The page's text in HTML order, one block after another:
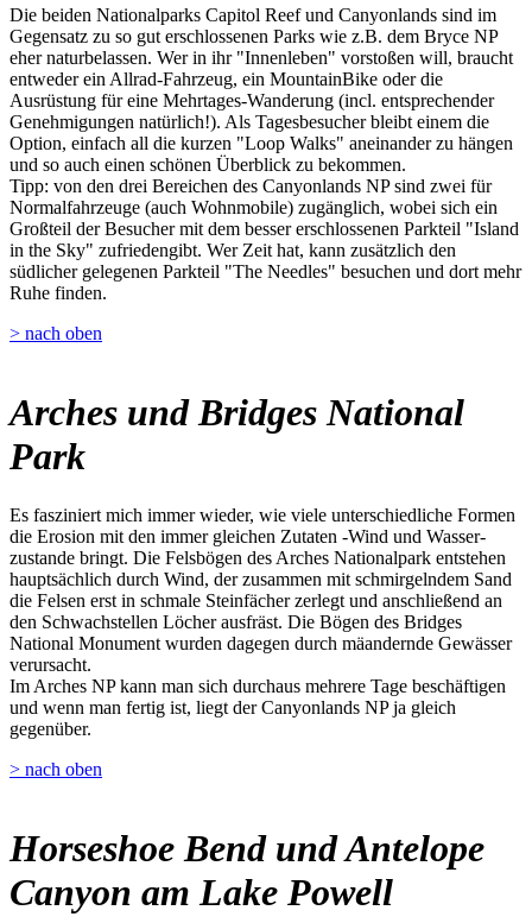
Die beiden Nationalparks Capitol Reef und Canyonlands sind im
Gegensatz zu so gut erschlossenen Parks wie z.B. dem Bryce NP
eher naturbelassen. Wer in ihr "Innenleben" vorstoßen will, braucht
entweder ein Allrad-Fahrzeug, ein MountainBike oder die
Ausrüstung für eine Mehrtages-Wanderung (incl. entsprechender
Genehmigungen natürlich!). Als Tagesbesucher bleibt einem die
Option, einfach all die kurzen "Loop Walks" aneinander zu hängen
und so auch einen schönen Überblick zu bekommen.
Tipp: von den drei Bereichen des Canyonlands NP sind zwei für
Normalfahrzeuge (auch Wohnmobile) zugänglich, wobei sich ein
Großteil der Besucher mit dem besser erschlossenen Parkteil "Island
in the Sky" zufriedengibt. Wer Zeit hat, kann zusätzlich den
südlicher gelegenen Parkteil "The Needles" besuchen und dort mehr
Ruhe finden.
> nach oben
Arches und Bridges National
Park
Es fasziniert mich immer wieder, wie viele unterschiedliche Formen
die Erosion mit den immer gleichen Zutaten -Wind und Wasser-
zustande bringt. Die Felsbögen des Arches Nationalpark entstehen
hauptsächlich durch Wind, der zusammen mit schmirgelndem Sand
die Felsen erst in schmale Steinfächer zerlegt und anschließend an
den Schwachstellen Löcher ausfräst. Die Bögen des Bridges
National Monument wurden dagegen durch mäandernde Gewässer
verursacht.
Im Arches NP kann man sich durchaus mehrere Tage beschäftigen
und wenn man fertig ist, liegt der Canyonlands NP ja gleich
gegenüber.
> nach oben
Horseshoe Bend und Antelope
Canyon am Lake Powell